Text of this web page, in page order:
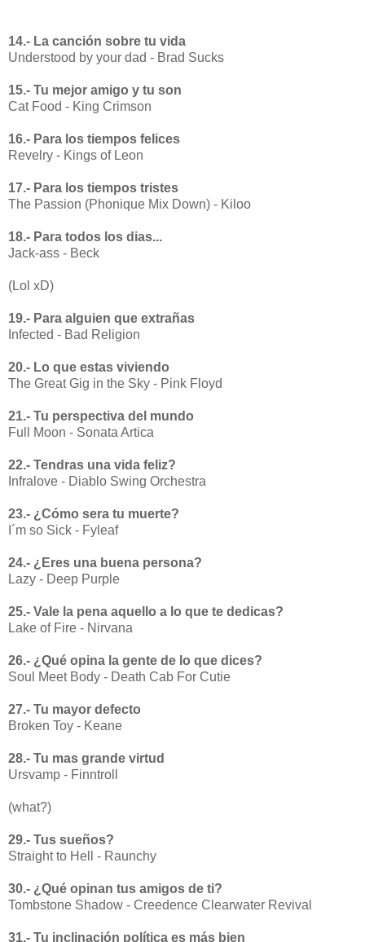
14.- La canción sobre tu vida
Understood by your dad - Brad Sucks
15.- Tu mejor amigo y tu son
Cat Food - King Crimson
16.- Para los tiempos felices
Revelry - Kings of Leon
17.- Para los tiempos tristes
The Passion (Phonique Mix Down) - Kiloo
18.- Para todos los dias...
Jack-ass - Beck
(Lol xD)
19.- Para alguien que extrañas
Infected - Bad Religion
20.- Lo que estas viviendo
The Great Gig in the Sky - Pink Floyd
21.- Tu perspectiva del mundo
Full Moon - Sonata Artica
22.- Tendras una vida feliz?
Infralove - Diablo Swing Orchestra
23.- ¿Cómo sera tu muerte?
I´m so Sick - Fyleaf
24.- ¿Eres una buena persona?
Lazy - Deep Purple
25.- Vale la pena aquello a lo que te dedicas?
Lake of Fire - Nirvana
26.- ¿Qué opina la gente de lo que dices?
Soul Meet Body - Death Cab For Cutie
27.- Tu mayor defecto
Broken Toy - Keane
28.- Tu mas grande virtud
Ursvamp - Finntroll
(what?)
29.- Tus sueños?
Straight to Hell - Raunchy
30.- ¿Qué opinan tus amigos de ti?
Tombstone Shadow - Creedence Clearwater Revival
31.- Tu inclinación política es más bien